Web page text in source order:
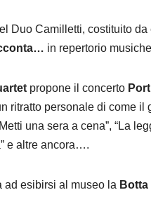
Duo Camilletti, costituito
in repertorio
propone il concerto
ritratto personale di come
una sera a cena”, “La
e altre ancora….
ad esibirsi al museo la Botta